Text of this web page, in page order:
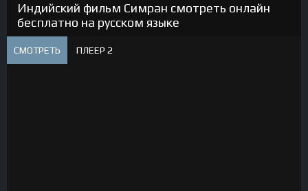
Индийский фильм Симран смотреть онлайн
бесплатно на русском языке
СМОТРЕТЬ ПЛЕЕР 2